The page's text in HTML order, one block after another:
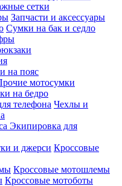
сетки
Запчасти и аксессуары
Сумки на бак и седло
на пояс
мотосумки
на бедро
Чехлы и
Экипировка для
Кроссовые
Кроссовые мотошлемы
Кроссовые мотоботы